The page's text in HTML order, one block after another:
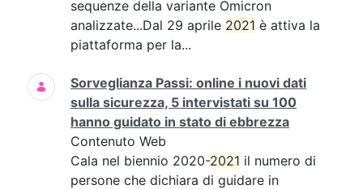
sequenze della variante Omicron
analizzate...Dal 29 aprile 2021 è attiva la
piattaforma per la...
Sorveglianza Passi: online i nuovi dati
sulla sicurezza, 5 intervistati su 100
hanno guidato in stato di ebbrezza
Contenuto Web
Cala nel biennio 2020-2021 il numero di
persone che dichiara di guidare in